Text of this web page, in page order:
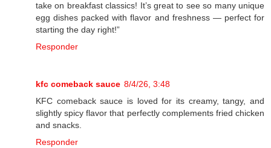
take on breakfast classics! It’s great to see so many unique
egg dishes packed with flavor and freshness — perfect for
starting the day right!”
Responder
kfc comeback sauce 8/4/26, 3:48
KFC comeback sauce is loved for its creamy, tangy, and
slightly spicy flavor that perfectly complements fried chicken
and snacks.
Responder